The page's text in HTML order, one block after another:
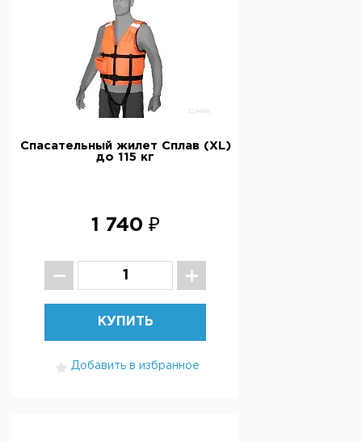
Спасательный жилет Сплав (XL)
до 115 кг
1 740 ₽
КУПИТЬ
Добавить в избранное